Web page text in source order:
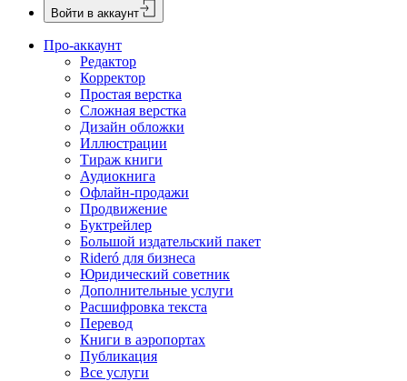
Войти в аккаунт
Про-аккаунт
Редактор
Корректор
Простая верстка
Сложная верстка
Дизайн обложки
Иллюстрации
Тираж книги
Аудиокнига
Офлайн-продажи
Продвижение
Буктрейлер
Большой издательский пакет
Rideró для бизнеса
Юридический советник
Дополнительные услуги
Расшифровка текста
Перевод
Книги в аэропортах
Публикация
Все услуги